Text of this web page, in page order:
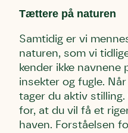
Tættere på naturen
Samtidig er vi
naturen, som vi
kender ikke navnene
insekter og fugle.
tager du aktiv
for, at du vil få et
haven. Forståelsen